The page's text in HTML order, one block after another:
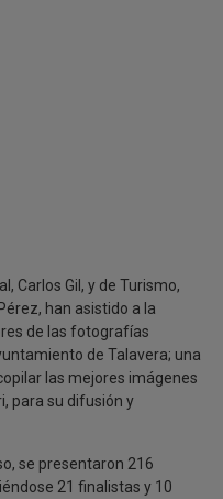
Carlos Gil, y de Turismo,
han asistido a la
de las fotografías
de Talavera; una
las mejores imágenes
para su difusión y
se presentaron 216
21 finalistas y 10